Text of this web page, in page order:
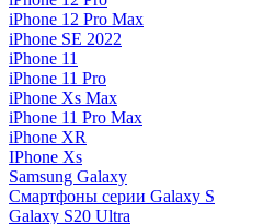
iPhone 12 Pro Max
iPhone SE 2022
iPhone 11
iPhone 11 Pro
iPhone Xs Max
iPhone 11 Pro Max
iPhone XR
IPhone Xs
Samsung Galaxy
Смартфоны серии Galaxy S
Galaxy S20 Ultra